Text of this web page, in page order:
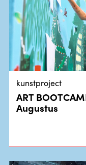
kunstproject
ART
Augustus